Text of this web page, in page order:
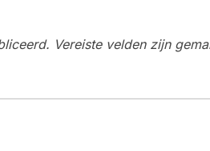
Vereiste velden zijn